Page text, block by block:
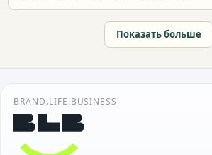
Показать больше
BRAND.LIFE.BUSINESS